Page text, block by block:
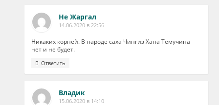
Не Жаргал
14.06.2020 в 22:56
Никаких корней. В народе саха Чингиз Хана Темучина
нет и не будет.
Ответить
Владик
15.06.2020 в 14:10